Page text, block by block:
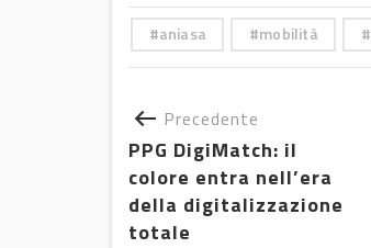
aniasa mobilità
Precedente
PPG DigiMatch: il
colore entra nell’era
della digitalizzazione
totale